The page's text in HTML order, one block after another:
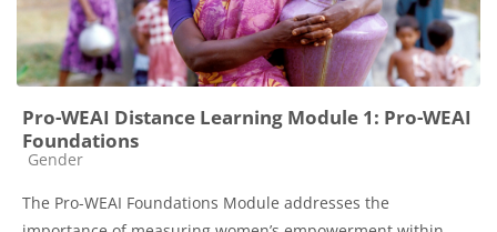
Pro-WEAI Distance Learning Module 1: Pro-WEAI
Foundations
Catégorie de cours
Gender
The Pro-WEAI Foundations Module addresses the